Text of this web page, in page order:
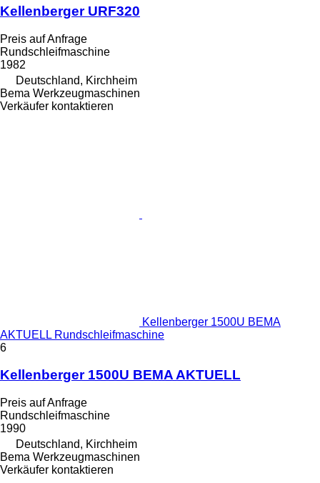
Kellenberger URF320
Preis auf Anfrage
Rundschleifmaschine
1982
Deutschland, Kirchheim
Bema Werkzeugmaschinen
Verkäufer kontaktieren
Kellenberger 1500U BEMA
AKTUELL Rundschleifmaschine
6
Kellenberger 1500U BEMA AKTUELL
Preis auf Anfrage
Rundschleifmaschine
1990
Deutschland, Kirchheim
Bema Werkzeugmaschinen
Verkäufer kontaktieren